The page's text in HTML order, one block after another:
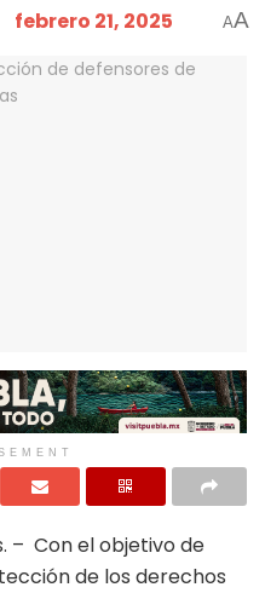
febrero 21, 2025 AA
– Con el objetivo de
de los derechos